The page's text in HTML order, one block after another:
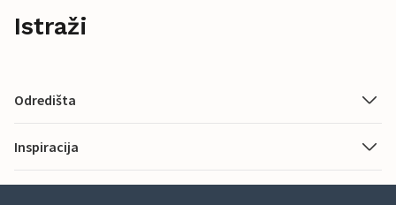
Istraži
Odredišta
Inspiracija